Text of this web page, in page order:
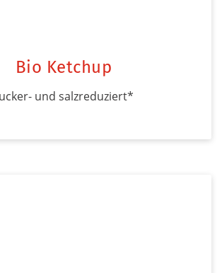
Bio Ketchup
und salzreduziert*